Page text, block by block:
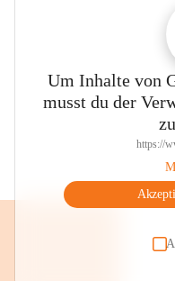
Um Inhalte von
musst du der
https://